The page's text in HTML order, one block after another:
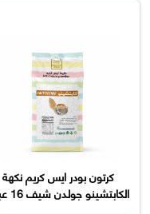
كرتون بودر ايس كريم نكهة
الكابتشينو جولدن شيف 16 عبوة